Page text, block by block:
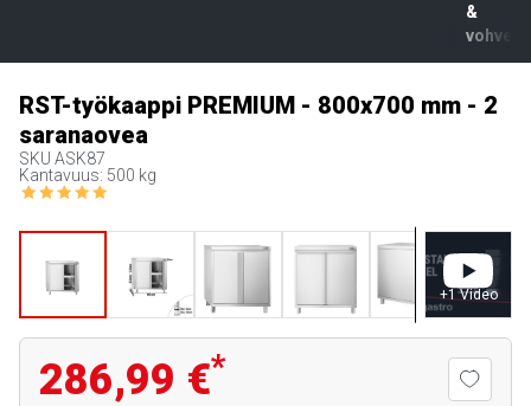
&
vohvelit
RST-työkaappi PREMIUM - 800x700 mm - 2
saranaovea
SKU ASK87
Kantavuus: 500 kg
+1 Video
286,99 €*